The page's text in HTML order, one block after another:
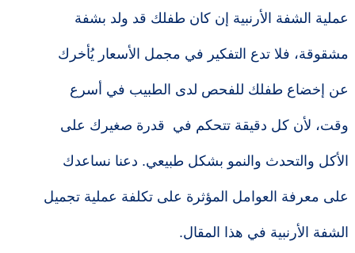
عملية الشفة الأرنبية إن كان طفلك قد ولد بشفة
مشقوقة، فلا تدع التفكير في مجمل الأسعار يُأخرك
عن إخضاع طفلك للفحص لدى الطبيب في أسرع
وقت، لأن كل دقيقة تتحكم في قدرة صغيرك على
الأكل والتحدث والنمو بشكل طبيعي. دعنا نساعدك
على معرفة العوامل المؤثرة على تكلفة عملية تجميل
الشفة الأرنبية في هذا المقال.